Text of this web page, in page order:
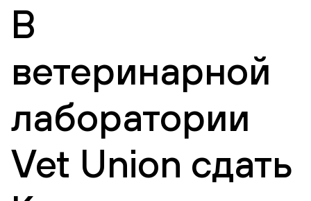
В
ветеринарной
лаборатории
Vet Union сдать